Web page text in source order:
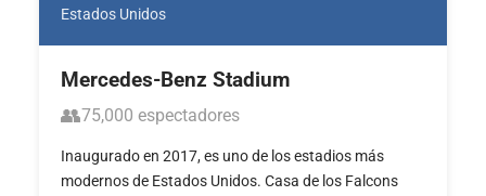
Estados Unidos
Mercedes-Benz Stadium
👥75,000 espectadores
Inaugurado en 2017, es uno de los estadios más
modernos de Estados Unidos. Casa de los Falcons